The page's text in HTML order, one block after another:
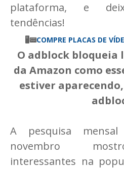
plataforma, e
tendências!
🖥📟COMPRE PLACAS DE
O adblock bloqueia
da Amazon como
estiver
A pesquisa
novembro
interessantes na